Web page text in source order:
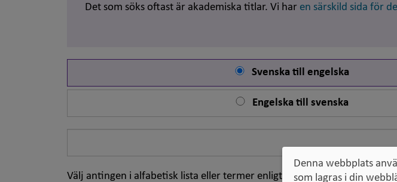
Det som söks oftast är akademiska titlar. Vi har en särskild sida för
Svenska till engelska
Engelska till svenska
Välj antingen i alfabetisk lista eller termer enligt klassifikation
Denna webbplats
som lagras i din